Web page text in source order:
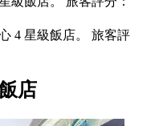
4 星級飯店。 旅客評
店